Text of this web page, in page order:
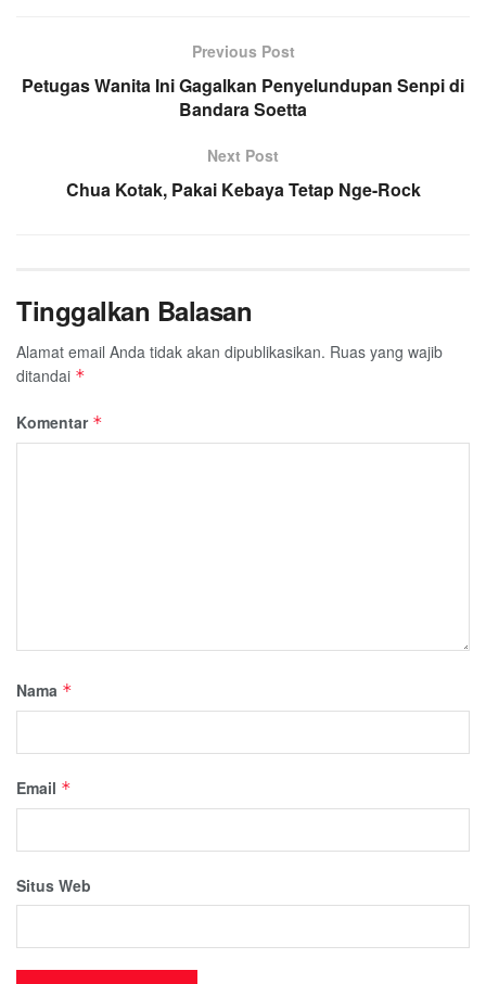
Previous Post
Petugas Wanita Ini Gagalkan Penyelundupan Senpi di
Bandara Soetta
Next Post
Chua Kotak, Pakai Kebaya Tetap Nge-Rock
Tinggalkan Balasan
Alamat email Anda tidak akan dipublikasikan. Ruas yang wajib
ditandai *
Komentar *
Nama *
Email *
Situs Web